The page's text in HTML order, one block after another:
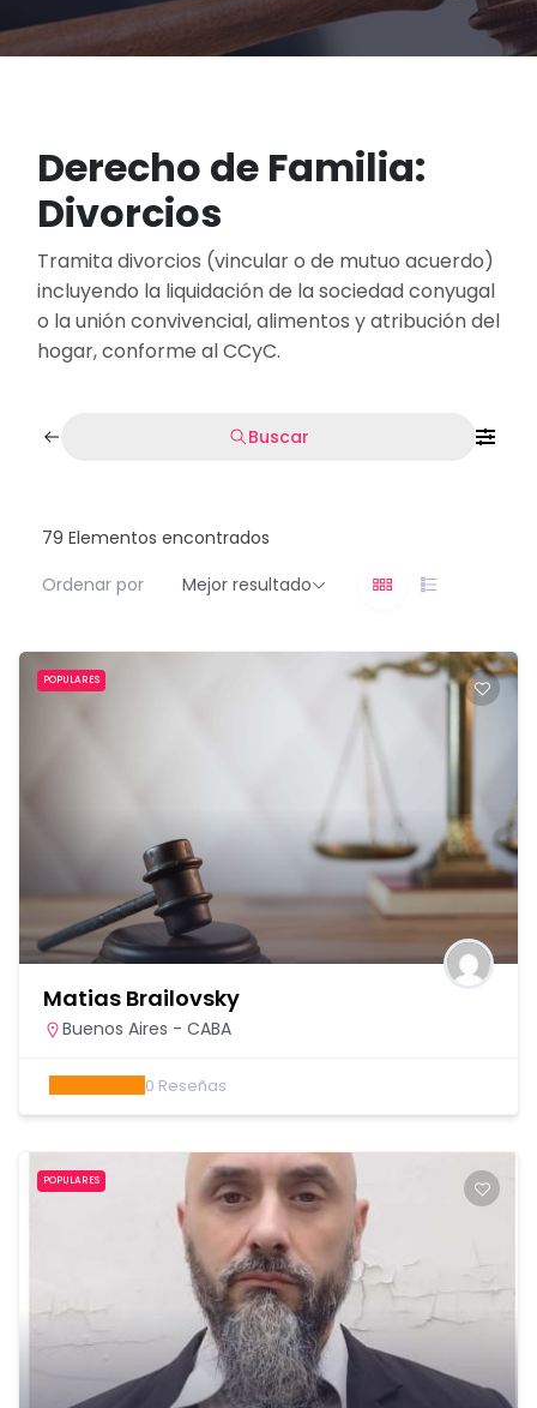
Derecho de Familia:
Divorcios
Tramita divorcios (vincular o de mutuo acuerdo)
incluyendo la liquidación de la sociedad conyugal
o la unión convivencial, alimentos y atribución del
hogar, conforme al CCyC.
Buscar
79 Elementos encontrados
Ordenar por
Mejor resultado
POPULARES
Matias Brailovsky
Buenos Aires - CABA
0 Reseñas
POPULARES